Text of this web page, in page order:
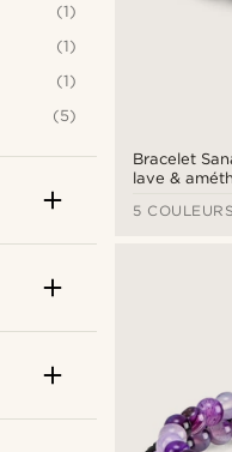
Bracelet
lave &
5 COULEURS
(1)
(1)
(1)
(5)